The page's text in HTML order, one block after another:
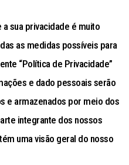
a sua privacidade é muito
as medidas possíveis para
“Política de Privacidade”
e dado pessoais serão
e armazenados por meio dos
integrante dos nossos
uma visão geral do nosso